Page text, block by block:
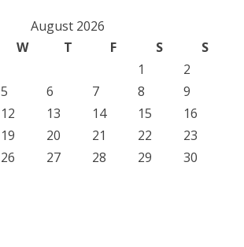
August 2026
W T F S
S
1
2
5 6 7 8
9
12 13 14 15
16
19 20 21 22
23
26 27 28 29
30